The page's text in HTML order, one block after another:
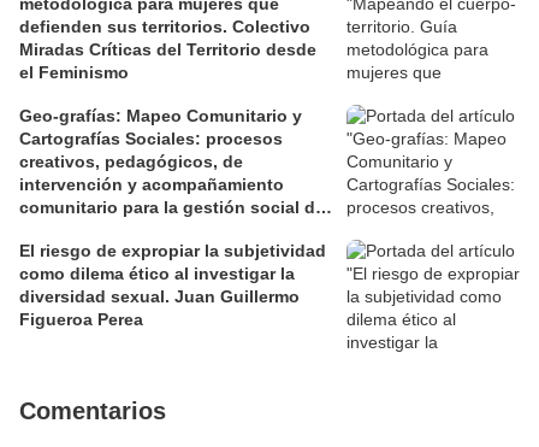
defienden sus territorios. Colectivo
Miradas Críticas del Territorio desde
el Feminismo
Geo-grafías: Mapeo Comunitario y
Cartografías Sociales: procesos
creativos, pedagógicos, de
intervención y acompañamiento
comunitario para la gestión social de
El riesgo de expropiar la subjetividad
como dilema ético al investigar la
diversidad sexual. Juan Guillermo
Figueroa Perea
Comentarios